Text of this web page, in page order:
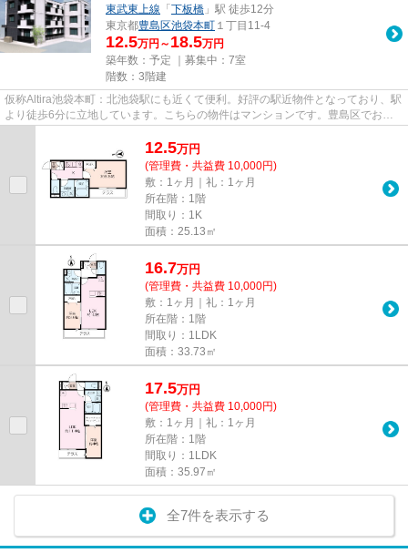
東武東上線 「 下板橋 」駅 徒歩12分
東京都豊島区池袋本町 １丁目11‐4
12.5万円～ 18.5万円
築年数：予定 ｜募集中： 7室
階数：3階建
仮称Altira池袋本町：北池袋駅にも近くて便利。好評の駅近物件となっており、駅
より徒歩6分に立地しています。こちらの物件はマンションです。豊島区でお部
12.5万円
(管理費・共益費 10,000円)
敷：1ヶ月｜礼：1ヶ月
所在階：1階
間取り：1K
面積：25.13㎡
16.7万円
(管理費・共益費 10,000円)
敷：1ヶ月｜礼：1ヶ月
所在階：1階
間取り：1LDK
面積：33.73㎡
17.5万円
(管理費・共益費 10,000円)
敷：1ヶ月｜礼：1ヶ月
所在階：1階
間取り：1LDK
面積：35.97㎡
全7件を表示する